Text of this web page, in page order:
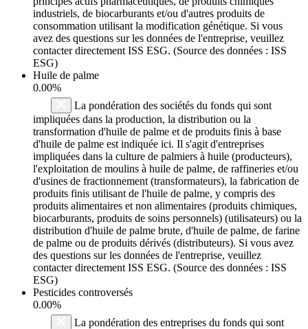
industriels, de biocarburants et/ou d'autres produits de
consommation utilisant la modification génétique. Si vous
avez des questions sur les données de l'entreprise, veuillez
contacter directement ISS ESG. (Source des données : ISS
ESG)
Huile de palme
0.00%
La pondération des sociétés du fonds qui sont
impliquées dans la production, la distribution ou la
transformation d'huile de palme et de produits finis à base
d'huile de palme est indiquée ici. Il s'agit d'entreprises
impliquées dans la culture de palmiers à huile (producteurs),
l'exploitation de moulins à huile de palme, de raffineries et/ou
d'usines de fractionnement (transformateurs), la fabrication de
produits finis utilisant de l'huile de palme, y compris des
produits alimentaires et non alimentaires (produits chimiques,
biocarburants, produits de soins personnels) (utilisateurs) ou la
distribution d'huile de palme brute, d'huile de palme, de farine
de palme ou de produits dérivés (distributeurs). Si vous avez
des questions sur les données de l'entreprise, veuillez
contacter directement ISS ESG. (Source des données : ISS
ESG)
Pesticides controversés
0.00%
La pondération des entreprises du fonds qui sont